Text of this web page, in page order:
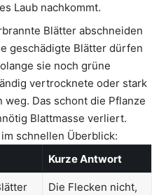
Laub nachkommt.
Blätter abschneiden
geschädigte Blätter dürfen
sie noch grüne
vertrocknete oder stark
Das schont die Pflanze
Blattmasse verliert.
schnellen Überblick:
Kurze Antwort
Die Flecken nicht,